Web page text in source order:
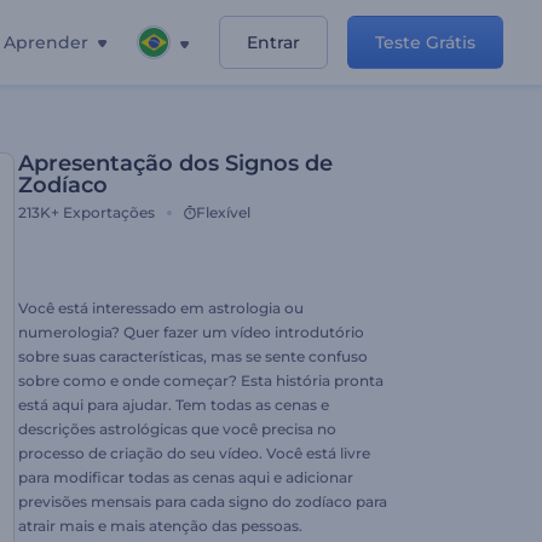
Aprender Entrar Teste Grátis
Apresentação dos Signos de
Zodíaco
213K+ Exportações Flexível
Você está interessado em astrologia ou
numerologia? Quer fazer um vídeo introdutório
sobre suas características, mas se sente confuso
sobre como e onde começar? Esta história pronta
está aqui para ajudar. Tem todas as cenas e
descrições astrológicas que você precisa no
processo de criação do seu vídeo. Você está livre
para modificar todas as cenas aqui e adicionar
previsões mensais para cada signo do zodíaco para
atrair mais e mais atenção das pessoas.